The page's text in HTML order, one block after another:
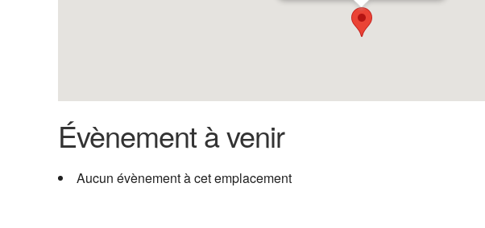
Évènement à venir
Aucun évènement à cet emplacement